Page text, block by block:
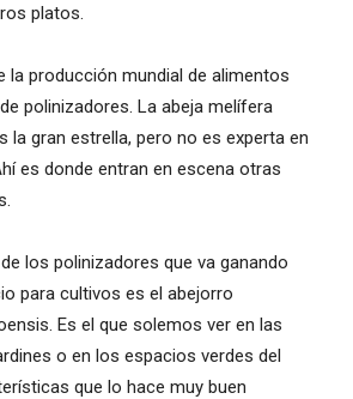
platos.
la producción mundial de alimentos
polinizadores. La abeja melífera
gran estrella, pero no es experta en
es donde entran en escena otras
los polinizadores que va ganando
para cultivos es el abejorro
Es el que solemos ver en las
o en los espacios verdes del
que lo hace muy buen